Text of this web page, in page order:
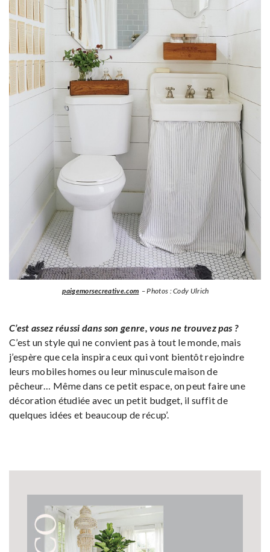
paigemorsecreative.com – Photos : Cody Ulrich
C’est assez réussi dans son genre, vous ne trouvez pas ?
C’est un style qui ne convient pas à tout le monde, mais
j’espère que cela inspira ceux qui vont bientôt rejoindre
leurs mobiles homes ou leur minuscule maison de
pêcheur… Même dans ce petit espace, on peut faire une
décoration étudiée avec un petit budget, il suffit de
quelques idées et beaucoup de récup’.